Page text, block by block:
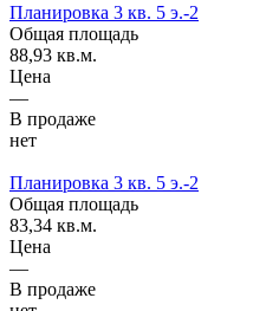
Планировка 3 кв. 5 э.-2
Общая площадь
88,93 кв.м.
Цена
—
В продаже
нет
Планировка 3 кв. 5 э.-2
Общая площадь
83,34 кв.м.
Цена
—
В продаже